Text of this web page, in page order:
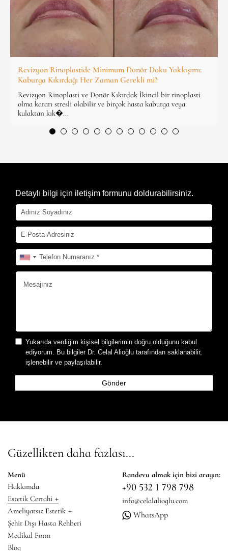
Revizyon Rinoplastide Minimum Donör Doku Yaklaşımı:
Kaburga Kıkırdağı Her Zaman Gerekli mi?
Revizyon Rinoplasti ve Donör Kıkırdak İkincil bir rinoplasti
olma kararı stresli olabilir ve birçok hasta kaburga veya
kulaktan kık�...
Detaylı bilgi için iletişim formunu doldurabilirsiniz.
Yukarıda verdiğim kişisel bilgilerimin doğru olduğunu kabul
ediyorum. Bu bilgiler Dr. Celal Alioğlu tarafından saklanabilir,
işlenebilir ve paylaşılabilir.
Güzellikten daha fazlası...
Menü
Hakkımda
Estetik Cerrahi +
Ameliyatsız Estetik +
Şehir Dışı Hasta Rehberi
Medikal Form
Blog
Randevu almak için bizi arayın:
+90 532 1 798 798
info@celalalioglu.com
WhatsApp